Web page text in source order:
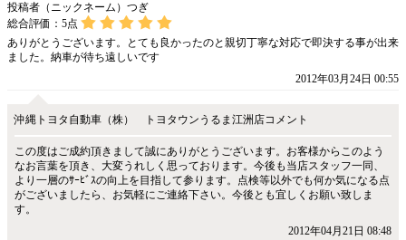
投稿者（ニックネーム）つぎ
総合評価： 5点
ありがとうございます。とても良かったのと親切丁寧な対応で即決する事が出来
ました。納車が待ち遠しいです
2012年03月24日 00:55
沖縄トヨタ自動車（株） トヨタウンうるま江洲店コメント
この度はご成約頂きまして誠にありがとうございます。お客様からこのよう
なお言葉を頂き、大変うれしく思っております。今後も当店スタッフ一同、
より一層のｻｰﾋﾞｽの向上を目指して参ります。点検等以外でも何か気になる点
がございましたら、お気軽にご連絡下さい。今後とも宜しくお願い致しま
す。
2012年04月21日 08:48